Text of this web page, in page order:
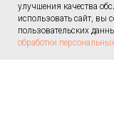
улучшения качества
использовать сайт, вы
пользовательских
обработки